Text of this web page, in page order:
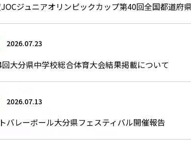
ジュニアオリンピックカップ第40回全国都道
2026.07.23
大分県中学校総合体育大会結果掲載について
2026.07.13
バレーボール大分県フェスティバル開催報告